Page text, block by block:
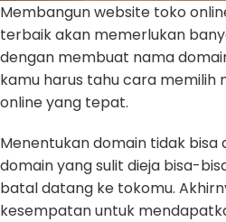
Membangun website toko
terbaik akan memerlukan
dengan membuat nama
kamu harus tahu cara memilih
online yang tepat.
Menentukan domain tidak bisa
domain yang sulit dieja bisa-
batal datang ke tokomu.
kesempatan untuk